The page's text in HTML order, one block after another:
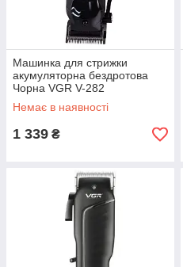
Машинка для стрижки
акумуляторна бездротова
Чорна VGR V-282
Немає в наявності
1 339 ₴